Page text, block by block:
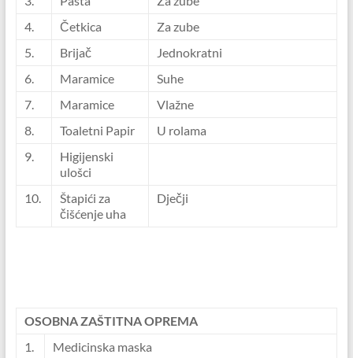
4.
Četkica
Za zube
5.
Brijač
Jednokratni
6.
Maramice
Suhe
7.
Maramice
Vlažne
8.
Toaletni Papir
U rolama
9.
Higijenski
ulošci
10.
Štapići za
čišćenje uha
Dječji
OSOBNA ZAŠTITNA OPREMA
1.
Medicinska maska